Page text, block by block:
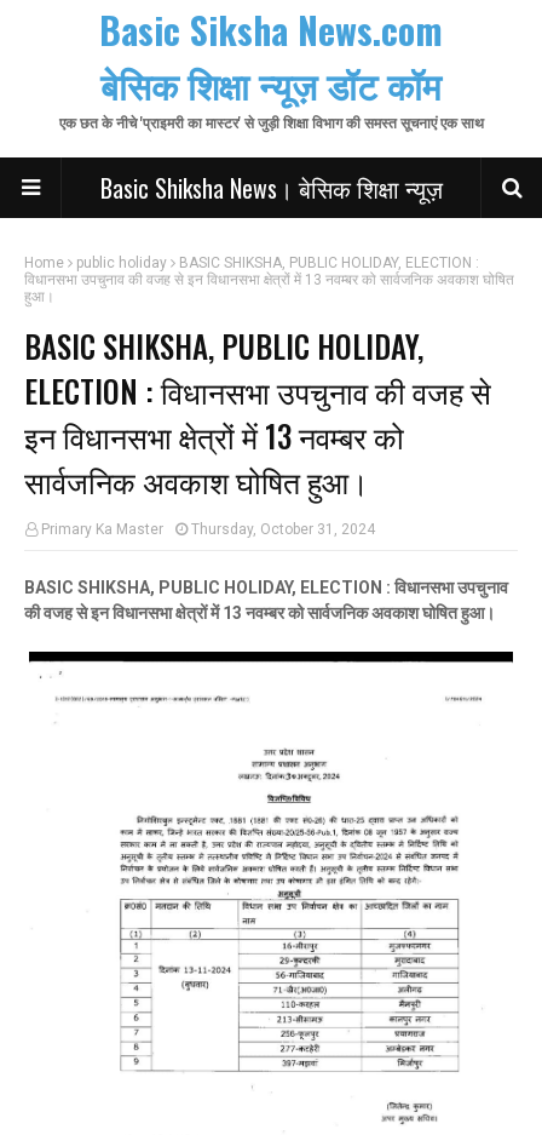
Basic Siksha News.com
बेसिक शिक्षा न्यूज़ डॉट कॉम
एक छत के नीचे 'प्राइमरी का मास्टर' से जुड़ी शिक्षा विभाग की समस्त सूचनाएं एक साथ
Basic Shiksha News। बेसिक शिक्षा न्यूज़
Home public holiday
BASIC SHIKSHA, PUBLIC HOLIDAY, ELECTION :
विधानसभा उपचुनाव की वजह से इन विधानसभा क्षेत्रों में 13 नवम्बर को सार्वजनिक अवकाश घोषित
हुआ।
BASIC SHIKSHA, PUBLIC HOLIDAY,
ELECTION : विधानसभा उपचुनाव की वजह से
इन विधानसभा क्षेत्रों में 13 नवम्बर को
सार्वजनिक अवकाश घोषित हुआ।
Primary Ka Master Thursday, October 31, 2024
BASIC SHIKSHA, PUBLIC HOLIDAY, ELECTION : विधानसभा उपचुनाव
की वजह से इन विधानसभा क्षेत्रों में 13 नवम्बर को सार्वजनिक अवकाश घोषित हुआ।